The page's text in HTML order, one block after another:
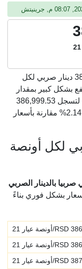
دينار صربي لكل
ارتفع بشكل كبير بمقدار
8,124.09 دينار صربي لكل أونصة عيار 21 لتسجل 386,999.53
دينار صربي لكل أونصة (بنسبة تغير قدرها 2.14% مقارنة بأسعار
لكل أونصة
بالدينار الصربي
تحديث الأسعار بشكل فوري بناءً
RSD/أونصة عيار 21
RSD/أونصة عيار 21
RSD/أونصة عيار 21